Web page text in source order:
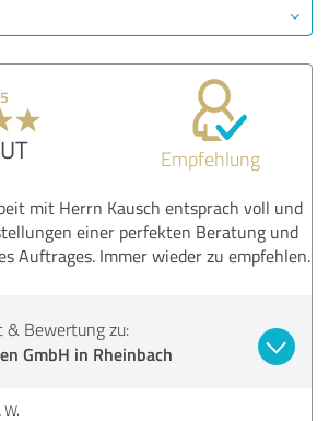
Empfehlung
mit Herrn Kausch entsprach voll und
einer perfekten Beratung und
Auftrages. Immer wieder zu empfehlen.
& Bewertung zu:
GmbH in Rheinbach